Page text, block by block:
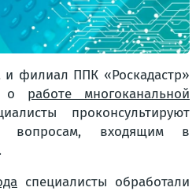
и филиал ППК «Роскадастр»
о работе многоканальной
проконсультируют
входящим в
специалисты обработали